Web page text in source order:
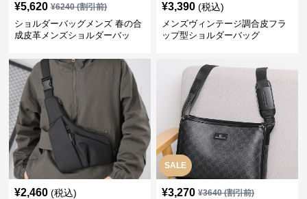
¥5,620 ¥6240(割引前)
ショルダーバッグメンズ 春の合
成皮革メンズショルダーバッ
¥3,390 (税込)
メンズヴィンテージ調合皮フラ
ップ型ショルダーバッグ
¥2,460 (税込)
SALE
¥3,270 ¥3640(割引前)